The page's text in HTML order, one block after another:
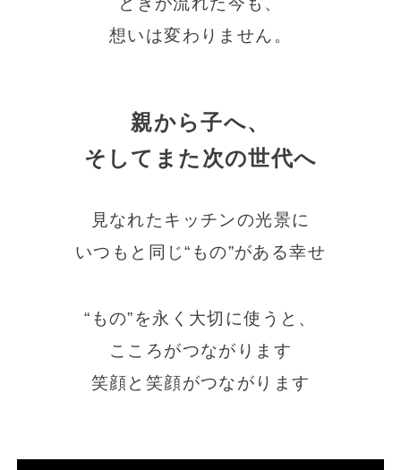
想いは変わりません。
親から子へ、
そしてまた次の世代へ
見なれたキッチンの光景に
いつもと同じ“もの”がある幸せ
“もの”を永く大切に使うと、
こころがつながります
笑顔と笑顔がつながります